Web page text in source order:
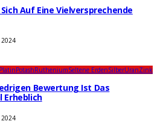
Auf Eine Vielversprechende
2024
PlatinPotashRutheniumSeltene ErdenSilberUranZink
Bewertung Ist Das
2024